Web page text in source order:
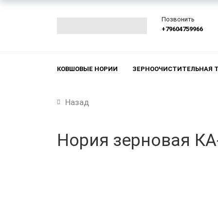
Позвонить
+79604759966
КОВШОВЫЕ НОРИИ ЗЕРНООЧИСТИТЕЛЬНАЯ
Назад
Нория зерновая